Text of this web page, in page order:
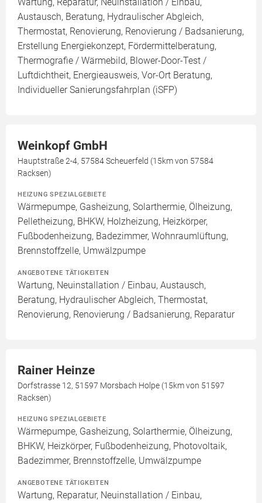
Austausch, Beratung, Hydraulischer Abgleich,
Thermostat, Renovierung, Renovierung / Badsanierung,
Erstellung Energiekonzept, Fördermittelberatung,
Thermografie / Wärmebild, Blower-Door-Test /
Luftdichtheit, Energieausweis, Vor-Ort Beratung,
Individueller Sanierungsfahrplan (iSFP)
Weinkopf GmbH
Hauptstraße 2-4, 57584 Scheuerfeld (15km von 57584
Racksen)
HEIZUNG SPEZIALGEBIETE
Wärmepumpe, Gasheizung, Solarthermie, Ölheizung,
Pelletheizung, BHKW, Holzheizung, Heizkörper,
Fußbodenheizung, Badezimmer, Wohnraumlüftung,
Brennstoffzelle, Umwälzpumpe
ANGEBOTENE TÄTIGKEITEN
Wartung, Neuinstallation / Einbau, Austausch,
Beratung, Hydraulischer Abgleich, Thermostat,
Renovierung, Renovierung / Badsanierung, Reparatur
Rainer Heinze
Dorfstrasse 12, 51597 Morsbach Holpe (15km von 51597
Racksen)
HEIZUNG SPEZIALGEBIETE
Wärmepumpe, Gasheizung, Solarthermie, Ölheizung,
BHKW, Heizkörper, Fußbodenheizung, Photovoltaik,
Badezimmer, Brennstoffzelle, Umwälzpumpe
ANGEBOTENE TÄTIGKEITEN
Wartung, Reparatur, Neuinstallation / Einbau,